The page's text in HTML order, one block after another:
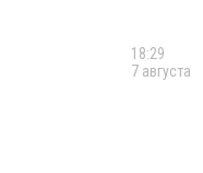
18:29
7 августа